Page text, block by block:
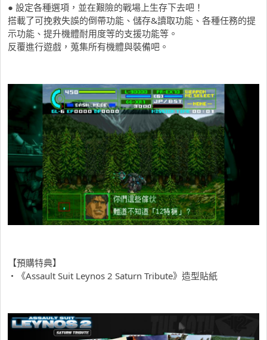
● 設定各種選項，並在艱險的戰場上生存下去吧！
搭載了可挽救失誤的倒帶功能、儲存&讀取功能、各種任務的提
示功能、提升機體耐用度等的支援功能等。
反覆進行遊戲，蒐集所有機體與裝備吧。
【預購特典】
・《Assault Suit Leynos 2 Saturn Tribute》造型貼紙